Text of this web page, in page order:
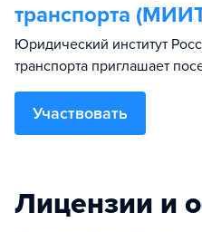
транспорта
Юридический институт
транспорта приглашает
Участвовать
Лицензии и